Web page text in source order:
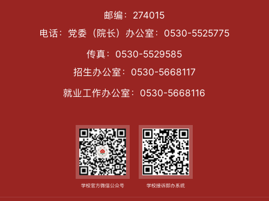
邮编：274015
电话：党委（院长）办公室：0530-5525775
传真：0530-5529585
招生办公室：0530-5668117
就业工作办公室：0530-5668116
学校官方微信公众号 学校接诉即办系统